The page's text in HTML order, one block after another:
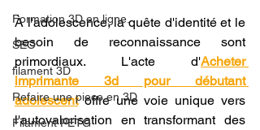
Formation 3D en ligne.
SEO
filament 3D
Refaire une piece en 3D
Filament PETG
À l'adolescence, la quête d'identité et le
besoin de reconnaissance sont
primordiaux. L'acte d'Acheter
imprimante 3d pour débutant
adolescent offre une voie unique vers
l'autovalorisation en transformant des